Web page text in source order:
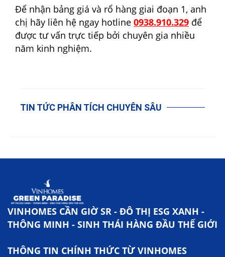
Để nhận bảng giá và rổ hàng giai đoạn 1, anh
chị hãy liên hệ ngay hotline 0938.910.329 để
được tư vấn trực tiếp bởi chuyên gia nhiều
năm kinh nghiệm.
TIN TỨC PHÂN TÍCH CHUYÊN SÂU
VINHOMES CẦN GIỜ SR - ĐÔ THỊ ESG XANH -
THÔNG MINH - SINH THÁI HÀNG ĐẦU THẾ GIỚI
THÔNG TIN CHÍNH THỨC TỪ VINHOMES